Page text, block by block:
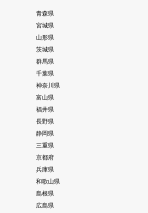
青森県
宮城県
山形県
茨城県
群馬県
千葉県
神奈川県
富山県
福井県
長野県
静岡県
三重県
京都府
兵庫県
和歌山県
島根県
広島県